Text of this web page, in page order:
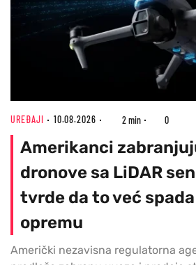
UREĐAJI 10.08.2026 2 min 0
Amerikanci
dronove sa LiDAR
tvrde da to već
opremu
Američki nezavisna regulatorna